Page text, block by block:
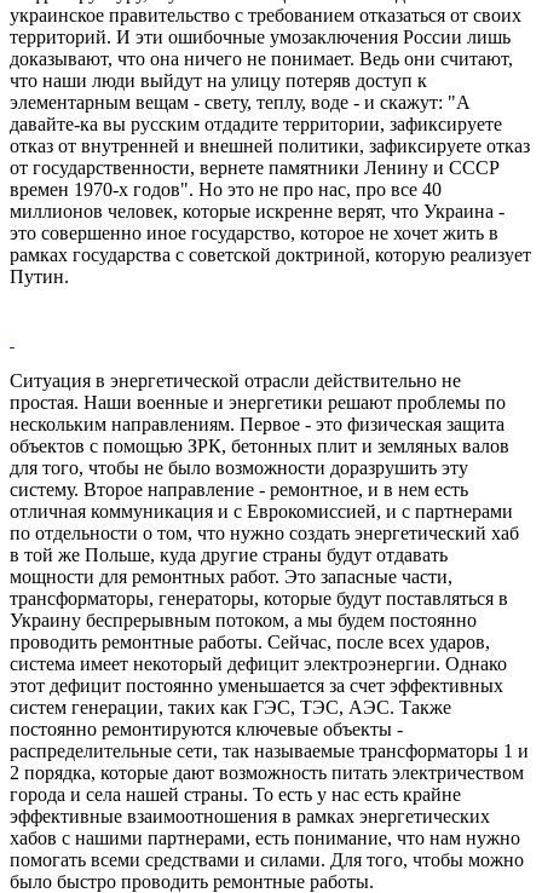
украинское правительство с требованием отказаться от своих
территорий. И эти ошибочные умозаключения России лишь
доказывают, что она ничего не понимает. Ведь они считают,
что наши люди выйдут на улицу потеряв доступ к
элементарным вещам - свету, теплу, воде - и скажут: "А
давайте-ка вы русским отдадите территории, зафиксируете
отказ от внутренней и внешней политики, зафиксируете отказ
от государственности, вернете памятники Ленину и СССР
времен 1970-х годов". Но это не про нас, про все 40
миллионов человек, которые искренне верят, что Украина -
это совершенно иное государство, которое не хочет жить в
рамках государства с советской доктриной, которую реализует
Путин.
Ситуация в энергетической отрасли действительно не
простая. Наши военные и энергетики решают проблемы по
нескольким направлениям. Первое - это физическая защита
объектов с помощью ЗРК, бетонных плит и земляных валов
для того, чтобы не было возможности доразрушить эту
систему. Второе направление - ремонтное, и в нем есть
отличная коммуникация и с Еврокомиссией, и с партнерами
по отдельности о том, что нужно создать энергетический хаб
в той же Польше, куда другие страны будут отдавать
мощности для ремонтных работ. Это запасные части,
трансформаторы, генераторы, которые будут поставляться в
Украину беспрерывным потоком, а мы будем постоянно
проводить ремонтные работы. Сейчас, после всех ударов,
система имеет некоторый дефицит электроэнергии. Однако
этот дефицит постоянно уменьшается за счет эффективных
систем генерации, таких как ГЭС, ТЭС, АЭС. Также
постоянно ремонтируются ключевые объекты -
распределительные сети, так называемые трансформаторы 1 и
2 порядка, которые дают возможность питать электричеством
города и села нашей страны. То есть у нас есть крайне
эффективные взаимоотношения в рамках энергетических
хабов с нашими партнерами, есть понимание, что нам нужно
помогать всеми средствами и силами. Для того, чтобы можно
было быстро проводить ремонтные работы.